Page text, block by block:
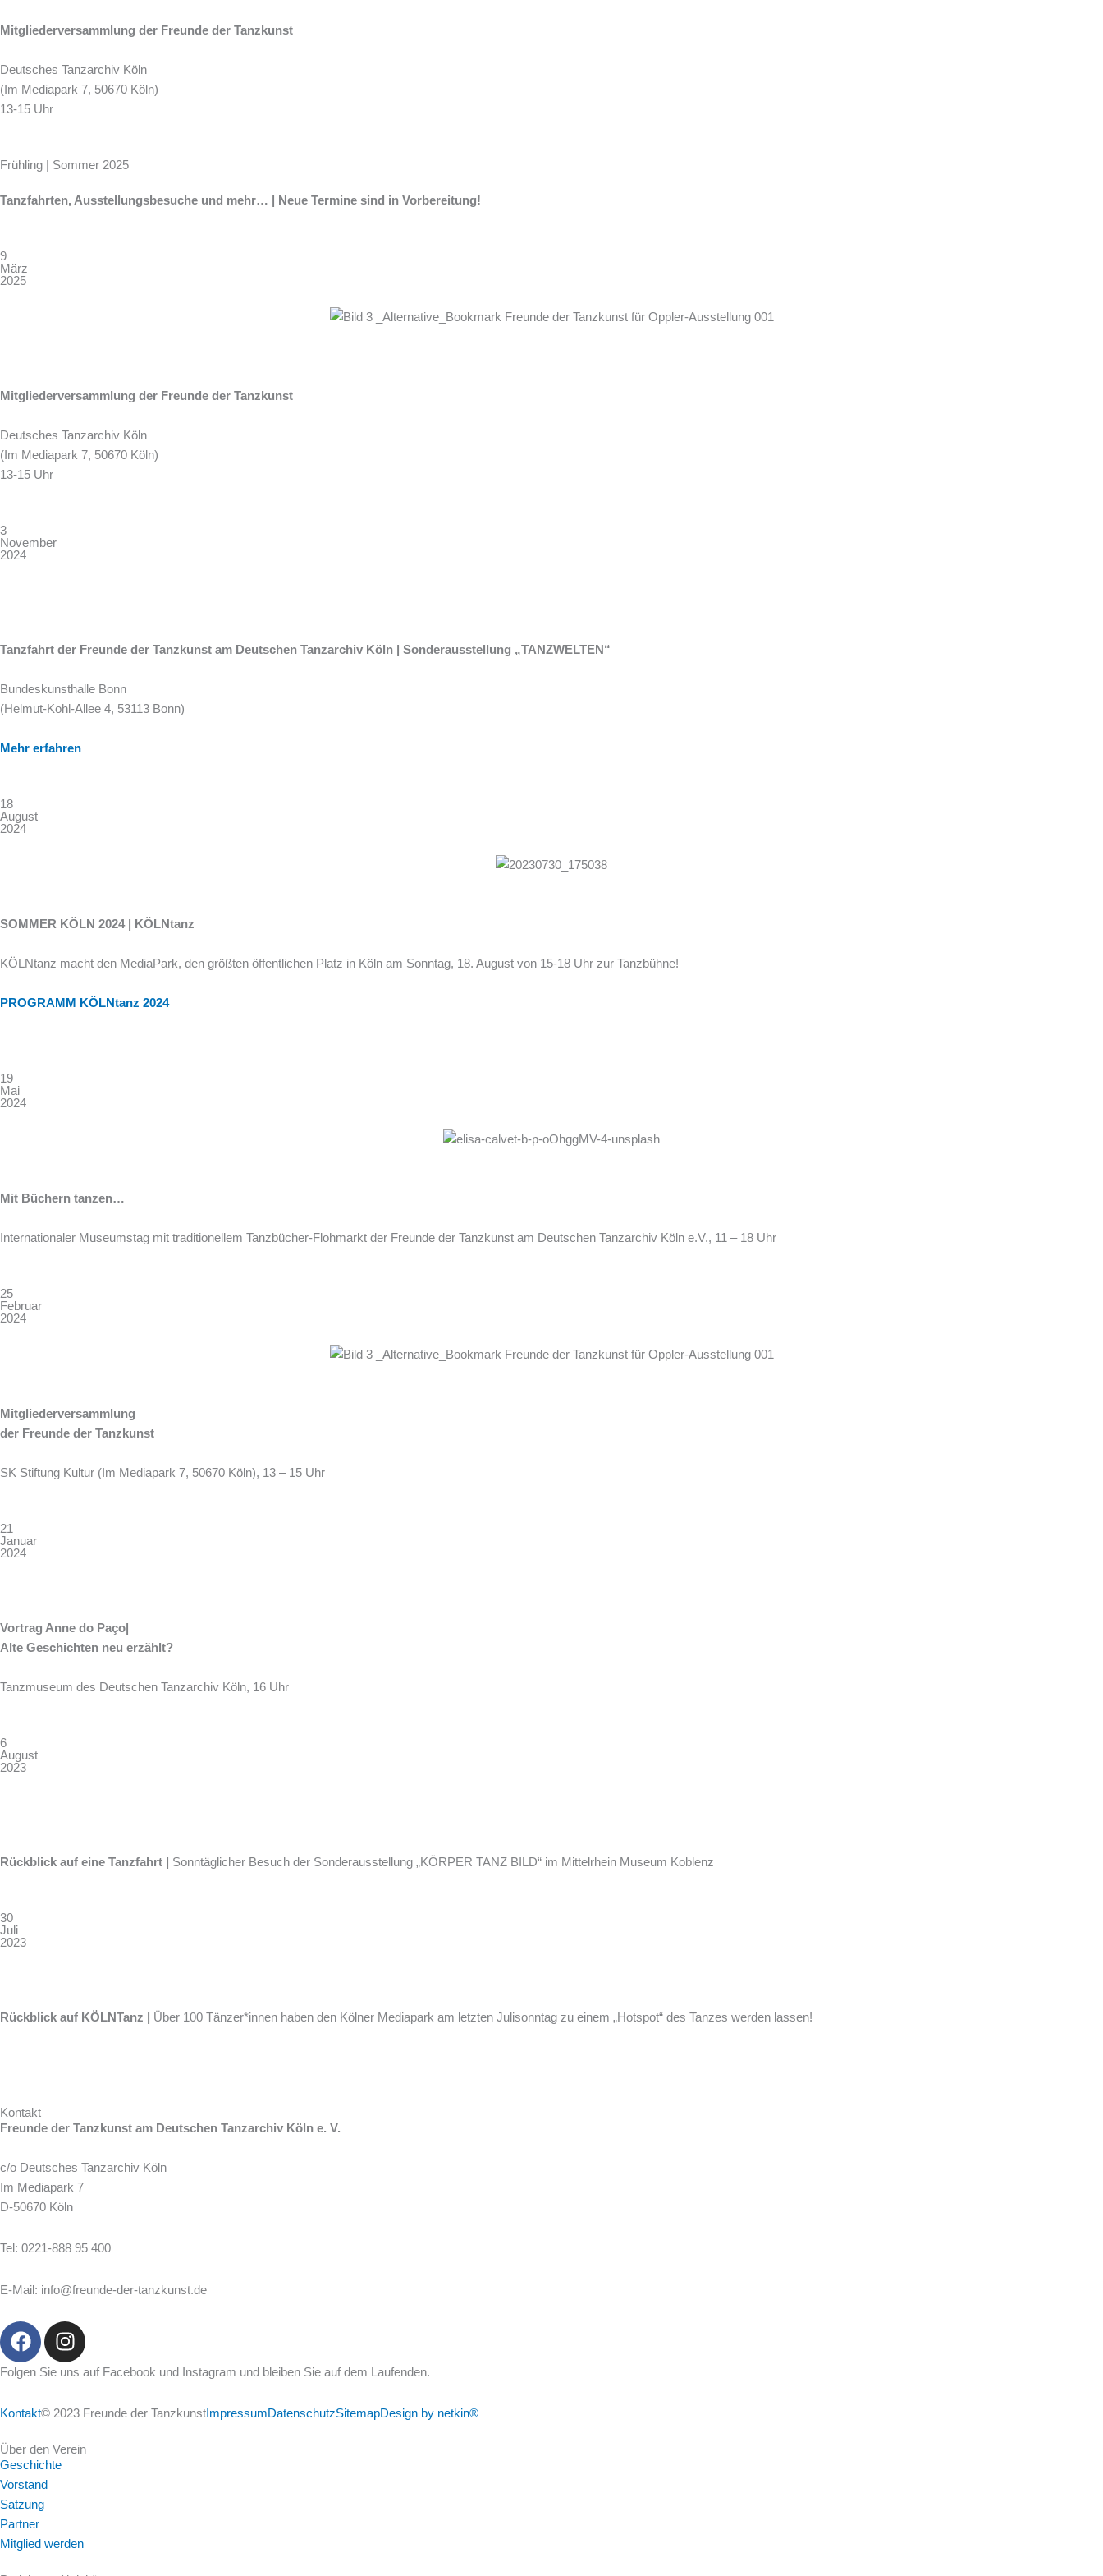
Mitgliederversammlung der Freunde der Tanzkunst
Deutsches Tanzarchiv Köln
(Im Mediapark 7, 50670 Köln)
13-15 Uhr
Frühling | Sommer 2025
Tanzfahrten, Ausstellungsbesuche und mehr… | Neue Termine sind in Vorbereitung!
9
März
2025
Mitgliederversammlung der Freunde der Tanzkunst
Deutsches Tanzarchiv Köln
(Im Mediapark 7, 50670 Köln)
13-15 Uhr
3
November
2024
Tanzfahrt der Freunde der Tanzkunst am Deutschen Tanzarchiv Köln | Sonderausstellung „TANZWELTEN“
Bundeskunsthalle Bonn
(Helmut-Kohl-Allee 4, 53113 Bonn)
Mehr erfahren
18
August
2024
SOMMER KÖLN 2024 | KÖLNtanz
KÖLNtanz macht den MediaPark, den größten öffentlichen Platz in Köln am Sonntag, 18. August von 15-18 Uhr zur Tanzbühne!
PROGRAMM KÖLNtanz 2024
19
Mai
2024
Mit Büchern tanzen…
Internationaler Museumstag mit traditionellem Tanzbücher-Flohmarkt der Freunde der Tanzkunst am Deutschen Tanzarchiv Köln e.V., 11 – 18 Uhr
25
Februar
2024
Mitgliederversammlung
der Freunde der Tanzkunst
SK Stiftung Kultur (Im Mediapark 7, 50670 Köln), 13 – 15 Uhr
21
Januar
2024
Vortrag Anne do Paço|
Alte Geschichten neu erzählt?
Tanzmuseum des Deutschen Tanzarchiv Köln, 16 Uhr
6
August
2023
Rückblick auf eine Tanzfahrt | Sonntäglicher Besuch der Sonderausstellung „KÖRPER TANZ BILD“ im Mittelrhein Museum Koblenz
30
Juli
2023
Rückblick auf KÖLNTanz | Über 100 Tänzer*innen haben den Kölner Mediapark am letzten Julisonntag zu einem „Hotspot“ des Tanzes werden lassen!
Kontakt
Freunde der Tanzkunst am Deutschen Tanzarchiv Köln e. V.
c/o Deutsches Tanzarchiv Köln
Im Mediapark 7
D-50670 Köln
Tel: 0221-888 95 400
E-Mail: info@freunde-der-tanzkunst.de
F
a
c
b
o
k
I
n
s
a
r
Folgen Sie uns auf Facebook und Instagram und bleiben Sie auf dem Laufenden.
Kontakt© 2023 Freunde der TanzkunstImpressumDatenschutzSitemapDesign by netkin®
Über den Verein
Geschichte
Vorstand
Satzung
Partner
Mitglied werden